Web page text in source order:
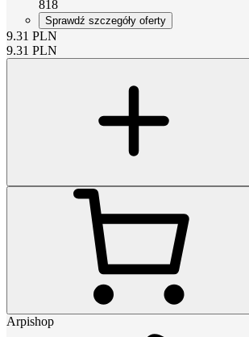
818
Sprawdź szczegóły oferty
9.31 PLN
9.31 PLN
Arpishop